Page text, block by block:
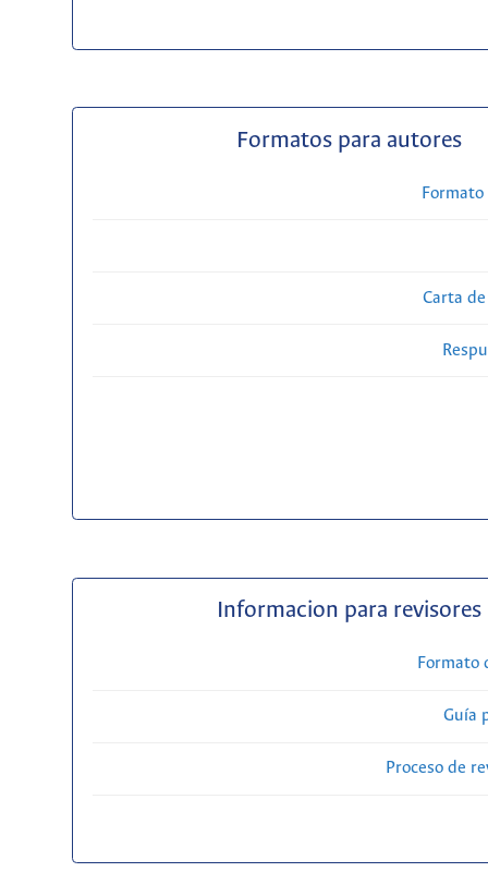
Formatos para autores
Carta
Informacion para revisores
Formato
Guía
Proceso de